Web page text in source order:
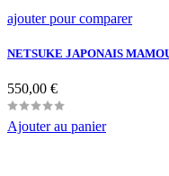
ajouter pour comparer
NETSUKE JAPONAIS
Prix
550,00 €
Ajouter au panier